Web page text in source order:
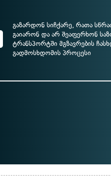
გაზარდონ სიჩქარე, რათა
გაიარონ და არ შეაფერხონ
ტრანსპორტში მგზავრების
გადმოსხდომის პროცესი